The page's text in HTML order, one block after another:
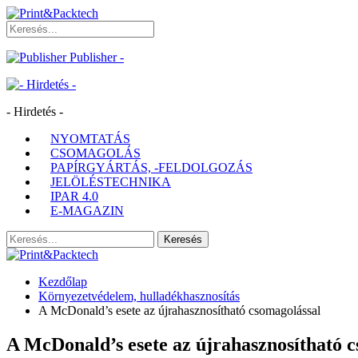
Publisher -
- Hirdetés -
NYOMTATÁS
CSOMAGOLÁS
PAPÍRGYÁRTÁS, -FELDOLGOZÁS
JELÖLÉSTECHNIKA
IPAR 4.0
E-MAGAZIN
Kezdőlap
Környezetvédelem, hulladékhasznosítás
A McDonald’s esete az újrahasznosítható csomagolással
A McDonald’s esete az újrahasznosítható